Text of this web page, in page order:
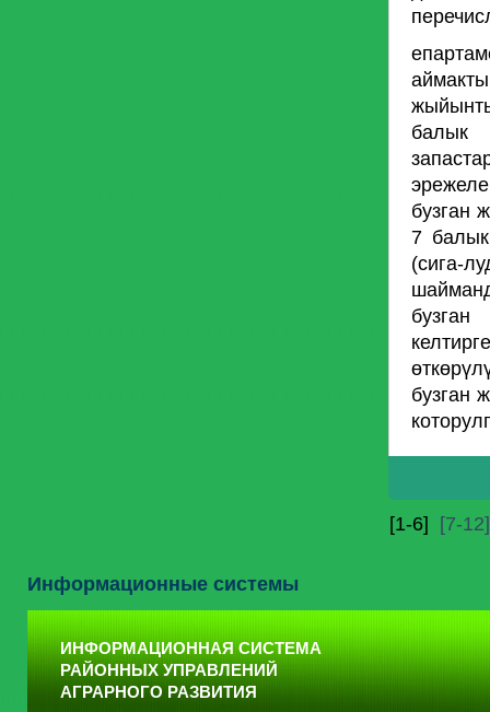
балык
бузган
7
(сига-
бузган
[1-6] [7-12]
Информационные системы
ИНФОРМАЦИОННАЯ СИСТЕМА
РАЙОННЫХ УПРАВЛЕНИЙ
АГРАРНОГО РАЗВИТИЯ